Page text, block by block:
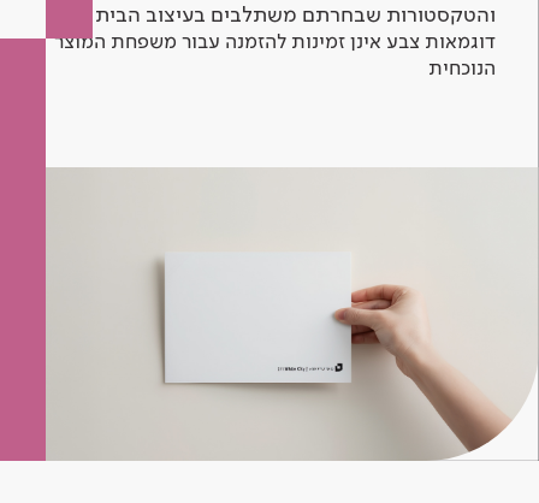
והטקסטורות שבחרתם משתלבים בעיצוב הבית.
דוגמאות צבע אינן זמינות להזמנה עבור משפחת המוצר
הנוכחית